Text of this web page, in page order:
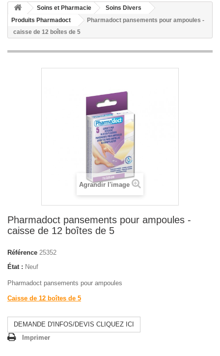
Soins et Pharmacie
Soins Divers
Produits Pharmadoct
Pharmadoct pansements pour ampoules -
caisse de 12 boîtes de 5
Agrandir l'image
Pharmadoct pansements pour ampoules -
caisse de 12 boîtes de 5
Référence 25352
État : Neuf
Pharmadoct pansements pour ampoules
Caisse de 12 boîtes de 5
DEMANDE D'INFOS/DEVIS CLIQUEZ ICI
Imprimer